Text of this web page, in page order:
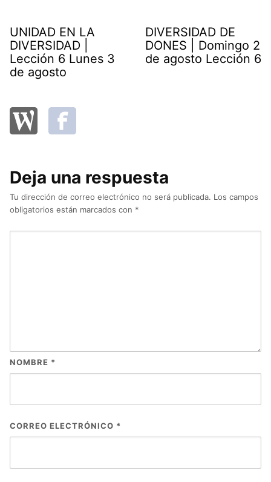
UNIDAD EN LA
DIVERSIDAD |
Lección 6 Lunes 3
de agosto
DIVERSIDAD DE
DONES | Domingo 2
de agosto Lección 6
Deja una respuesta
Tu dirección de correo electrónico no será publicada. Los campos
obligatorios están marcados con *
NOMBRE *
CORREO ELECTRÓNICO *